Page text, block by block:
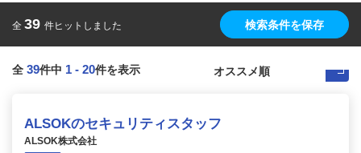
全 39 件ヒットしました 検索条件を保存
全 39件中 1 - 20件を表示
ALSOKのセキュリティスタッフ
ALSOK株式会社